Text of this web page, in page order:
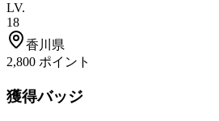
LV.
18
香川県
2,800 ポイント
獲得バッジ